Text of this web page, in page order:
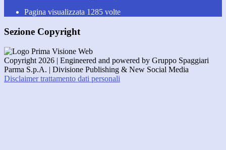
Pagina visualizzata 1285 volte
Sezione Copyright
Copyright 2026 | Engineered and powered by Gruppo Spaggiari
Parma S.p.A. | Divisione Publishing & New Social Media
Disclaimer trattamento dati personali